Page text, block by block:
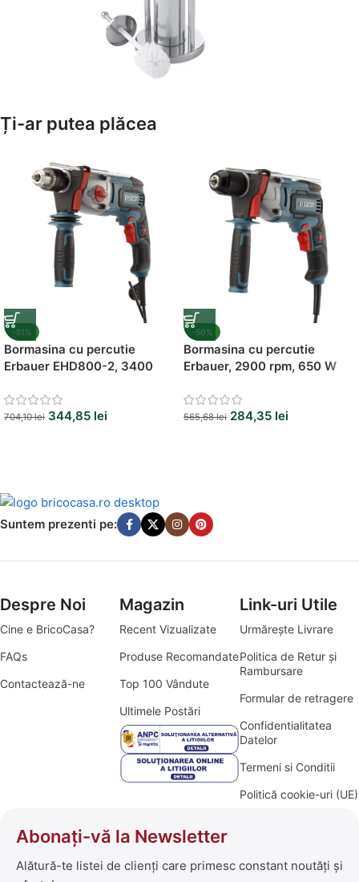
Suporți Hârtie Igenică
Vezi Oferta
Ți-ar putea plăcea
-51%
Bormasina cu percutie
Erbauer EHD800-2, 3400
704,10lei 344,85 lei
-50%
Bormasina cu percutie
Erbauer, 2900 rpm, 650 W
565,68lei 284,35 lei
Suntem prezenti pe:
Despre Noi
Cine e BricoCasa?
FAQs
Contactează-ne
Magazin
Recent Vizualizate
Produse Recomandate
Top 100 Vândute
Ultimele Postări
Link-uri Utile
Urmărește Livrare
Politica de Retur și
Rambursare
Formular de retragere
Confidentialitatea
Datelor
Termeni si Conditii
Politică cookie-uri (UE)
Abonați-vă la Newsletter
Alătură-te listei de clienți care primesc constant noutăți și